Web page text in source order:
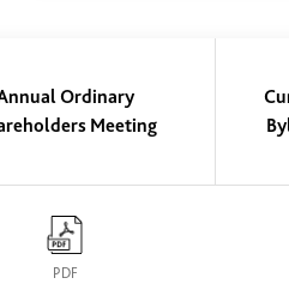
Ordinary
Meeting
PDF